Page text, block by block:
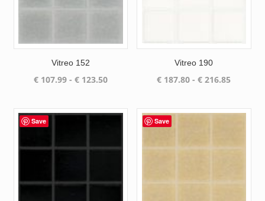
Vitreo 152
€107.99 - €123.50Prijsklasse:
€ 123.50
Vitreo 190
€ 187.80 - € 216.85
Save Save